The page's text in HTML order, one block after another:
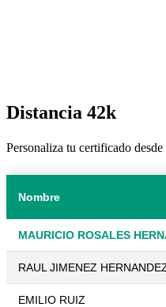
Distancia 42k
Personaliza tu certificado
Nombre
MAURICIO ROSALES
RAUL JIMENEZ
EMILIO RUIZ